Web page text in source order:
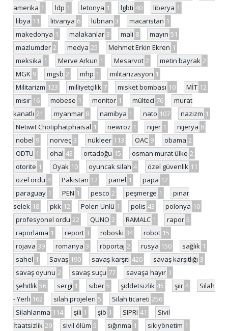
amerika 1 ldp 1 letonya 1 lgbti 40 liberya 1
libya 11 litvanya 6 lübnan 3 macaristan 1
makedonya 1 malakanlar 3 mali 8 mayın 51
mazlumder 2 medya 25 Mehmet Erkin Ekren 1
meksika 1 Merve Arkun 1 Mesarvot 2 metin bayrak 2
MGK 9 mgsb 2 mhp 1 militarizasyon 1
Militarizm 123 milliyetçilik 7 misket bombası 10 MİT 12
mısır 16 mobese 1 monitor 1 mülteci 76
murat
kanatlı 21 myanmar 8 namibya 1 nato 107 nazizm 1
Netiwit Chotiphatphaisal 1 newroz 1 nijer 1 nijerya 8
nobel 9 norveç 3 nükleer 113 OAC 9 obama 2
ODTÜ 1 ohal 43 ortadoğu 15 osman murat ülke 2
otorite 1 Oyak 10 oyuncak silah 4 özel güvenlik 11
özel ordu 4 Pakistan 12 panel 1 papa 12
paraguay 1 PEN 1 pesco 2 peşmerge 1
pınar
selek 18 pkk 12 Polen Ünlü 1 polis 43 polonya 10
profesyonel ordu 22 QUNO 2 RAMALC 1 rapor 5
raporlama 1 report 3 roboski 34 robot 15
rojava 39 romanya 3 röportaj 2 rusya 150 sağlık 1
sahel 1 Savaş 190 savaş karşıtı 420 savaş karşıtlığı 3
savaş oyunu 2 savaş suçu 77 savaşa hayır 1
şehitlik 56 sergi 1 siber 5 şiddetsizlik 45 şiir 4
Silah
- Yerli 162 silah projeleri 5 Silah ticareti 256
Silahlanma 114 şili 1 şiö 1 SIPRI 41
Sivil
İtaatsizlik 29 sivil ölüm 5 sığınma 1 sıkıyönetim 1